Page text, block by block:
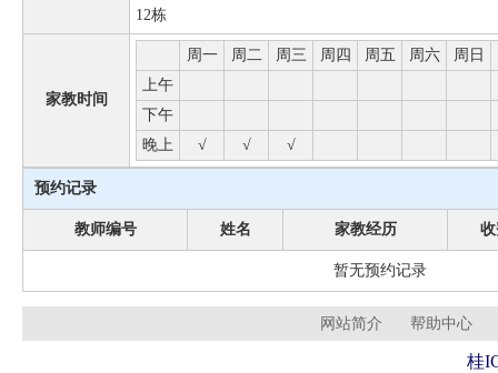
12栋
家教时间
周一 周二 周三 周四 周五 周六 周日
上午
下午
晚上
√ √ √
预约记录
教师编号 姓名 家教经历
暂无预约记录
网站简介 帮助中心
桂